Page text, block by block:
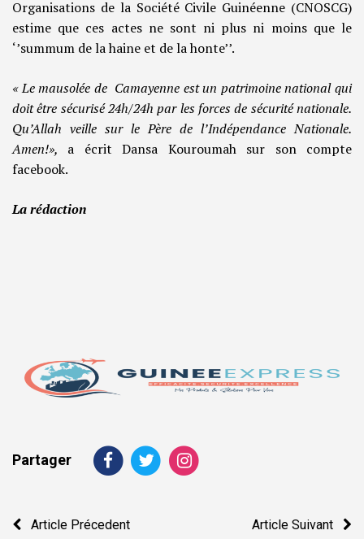
Organisations de la Société Civile Guinéenne (CNOSCG)
estime que ces actes ne sont ni plus ni moins que le
‘’summum de la haine et de la honte’’.
« Le mausolée de Camayenne est un patrimoine national qui
doit être sécurisé 24h/24h par les forces de sécurité nationale.
Qu’Allah veille sur le Père de l’Indépendance Nationale.
Amen!», a écrit Dansa Kouroumah sur son compte
facebook.
La rédaction
Partager
Navigation
Article Précedent Article Suivant